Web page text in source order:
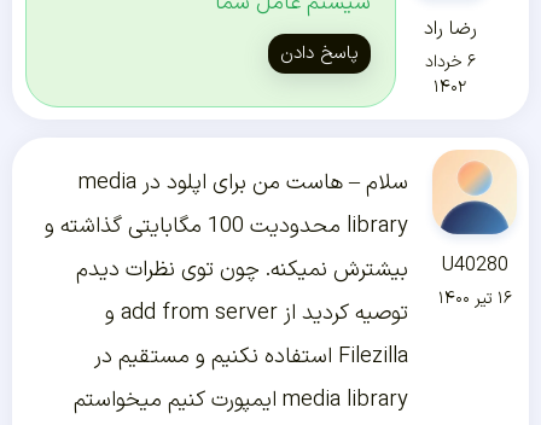
رضا راد
۶ خرداد
۱۴۰۲
پاسخ دادن
U40280
۱۶ تیر ۱۴۰۰
سلام – هاست من برای اپلود در media
library محدودیت 100 مگابایتی گذاشته و
بیشترش نمیکنه. چون توی نظرات دیدم
توصیه کردید از add from server و
Filezilla استفاده نکنیم و مستقیم در
media library ایمپورت کنیم میخواستم